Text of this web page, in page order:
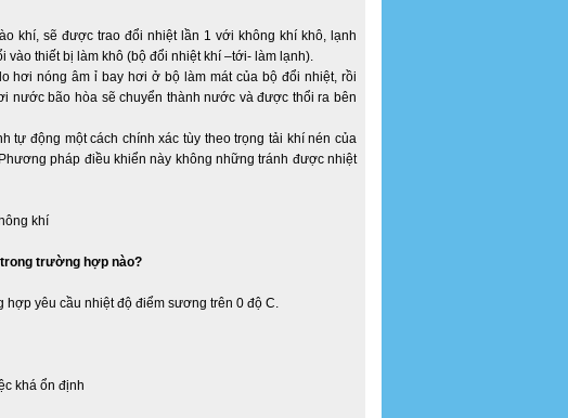
khí, sẽ được trao đổi nhiệt lần 1 với không khí khô, lạnh
thiết bị làm khô (bộ đổi nhiệt khí –tới- làm lạnh).
hơi nóng âm ỉ bay hơi ở bộ làm mát của bộ đổi nhiệt, rồi
bão hòa sẽ chuyển thành nước và được thổi ra bên
tự động một cách chính xác tùy theo trọng tải khí nén của
pháp điều khiển này không những tránh được nhiệt
trường hợp nào?
yêu cầu nhiệt độ điểm sương trên 0 độ C.
khá ổn định